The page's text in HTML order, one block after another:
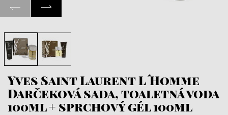
Yves Saint Laurent L´Homme
Darčeková sada, toaletná voda
100ml + sprchový gél 100ml